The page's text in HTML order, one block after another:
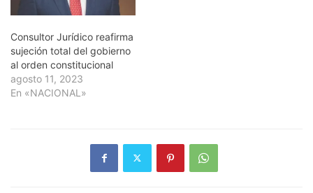
Consultor Jurídico reafirma
sujeción total del gobierno
al orden constitucional
agosto 11, 2023
En «NACIONAL»